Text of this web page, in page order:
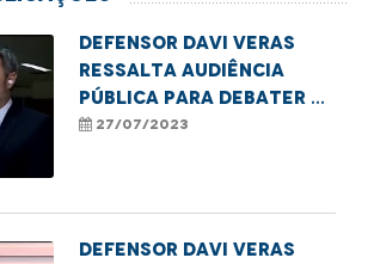
Defensor Davi Veras
ressalta audiência
pública para debater a
falta de vagas nas
27/07/2023
Defensor Davi Veras